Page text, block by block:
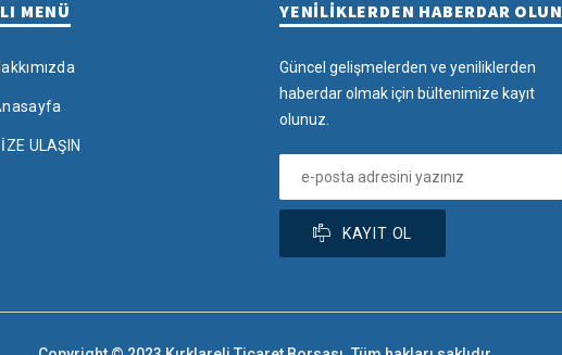
MENÜ
ULAŞIN
YENİLİKLERDEN HABERDAR OLUN
Güncel gelişmelerden ve yeniliklerden
haberdar olmak için bültenimize kayıt
olunuz.
KAYIT OL